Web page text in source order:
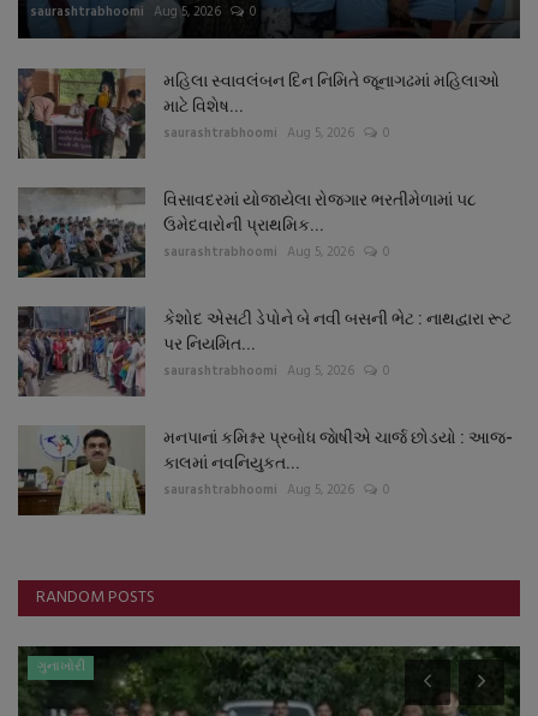
saurashtrabhoomi Aug 5, 2026 0
મહિલા સ્વાવલંબન દિન નિમિતે જૂનાગઢમાં મહિલાઓ
માટે વિશેષ...
saurashtrabhoomi Aug 5, 2026 0
વિસાવદરમાં યોજાયેલા રોજગાર ભરતીમેળામાં ૫૮
ઉમેદવારોની પ્રાથમિક...
saurashtrabhoomi Aug 5, 2026 0
કેશોદ એસટી ડેપોને બે નવી બસની ભેટ : નાથદ્વારા રૂટ
પર નિયમિત...
saurashtrabhoomi Aug 5, 2026 0
મનપાનાં કમિશ્નર પ્રબોધ જાેષીએ ચાર્જ છોડયો : આજ-
કાલમાં નવનિયુકત...
saurashtrabhoomi Aug 5, 2026 0
RANDOM POSTS
ગુનાખોરી